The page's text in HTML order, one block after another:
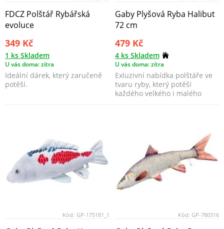
FDCZ Polštář Rybářská
evoluce
349 Kč
1 ks Skladem
U vás doma: zítra
Ideální dárek, který zaručeně
potěší.
Gaby Plyšová Ryba Halibut
72 cm
479 Kč
4 ks Skladem
U vás doma: zítra
Exluzivní nabídka polštáře ve
tvaru ryby, který potěší
každého velkého i malého
Kód: GP-175181_1 Kód: GP-780316